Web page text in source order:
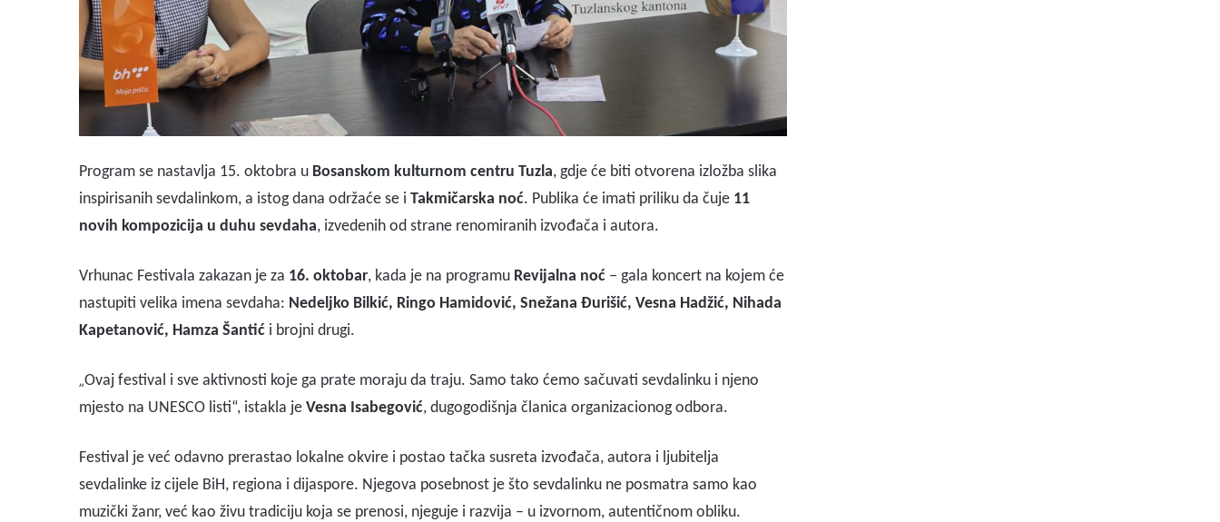
Program se nastavlja 15. oktobra u Bosanskom kulturnom centru Tuzla, gdje će biti otvorena izložba slika
inspirisanih sevdalinkom, a istog dana održaće se i Takmičarska noć. Publika će imati priliku da čuje 11
novih kompozicija u duhu sevdaha, izvedenih od strane renomiranih izvođača i autora.
Vrhunac Festivala zakazan je za 16. oktobar, kada je na programu Revijalna noć – gala koncert na kojem će
nastupiti velika imena sevdaha: Nedeljko Bilkić, Ringo Hamidović, Snežana Đurišić, Vesna Hadžić, Nihada
Kapetanović, Hamza Šantić i brojni drugi.
„Ovaj festival i sve aktivnosti koje ga prate moraju da traju. Samo tako ćemo sačuvati sevdalinku i njeno
mjesto na UNESCO listi“, istakla je Vesna Isabegović, dugogodišnja članica organizacionog odbora.
Festival je već odavno prerastao lokalne okvire i postao tačka susreta izvođača, autora i ljubitelja
sevdalinke iz cijele BiH, regiona i dijaspore. Njegova posebnost je što sevdalinku ne posmatra samo kao
muzički žanr, već kao živu tradiciju koja se prenosi, njeguje i razvija – u izvornom, autentičnom obliku.